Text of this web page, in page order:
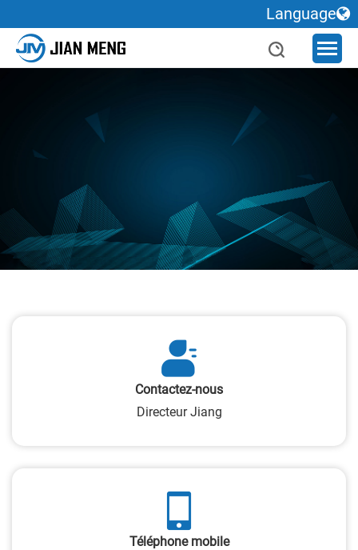
Contactez-nous
Directeur Jiang
Téléphone mobile
Language